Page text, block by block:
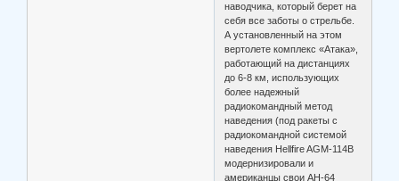
наводчика, который берет на
себя все заботы о стрельбе.
А установленный на этом
вертолете комплекс «Атака»,
работающий на дистанциях
до 6-8 км, использующих
более надежный
радиокомандный метод
наведения (под ракеты с
радиокомандной системой
наведения Hellfire AGM-114B
модернизировали и
американцы свои АН-64